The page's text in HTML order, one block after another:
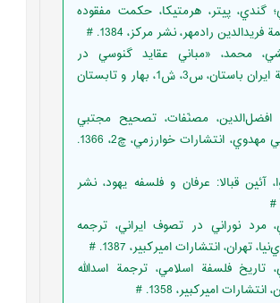
گندي، پيتر، هرمتيکا، حکمت مفقوده
رادمهر، نشر مرکز، 1384. #
محمد، «مباني عقايد گنوسي در
مانويت»، نامة ايران باستان، س3، ش1، بهار و تابستان
افضل‌الدين، مصنّفات، تصحيح مجتبي
مينوي و يحيي مهدوي، انتشارات خوارزمي، چ2، 1366.
آئين قبالا: عرفان و فلسفه يهود، نشر
مرد نوراني در تصوف ايراني، ترجمه
تهران، انتشارات اميركبير، 1387. #
تاريخ فلسفة اسلامي، ترجمة اسدالله
اميرکبير، 1358. #